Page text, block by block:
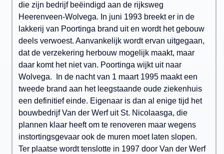
die zijn bedrijf beëindigd aan de rijksweg
Heerenveen-Wolvega. In juni 1993 breekt er in de
lakkerij van Poortinga brand uit en wordt het gebouw
deels verwoest. Aanvankelijk wordt ervan uitgegaan,
dat de verzekering herbouw mogelijk maakt, maar
daar komt het niet van. Poortinga wijkt uit naar
Wolvega. In de nacht van 1 maart 1995 maakt een
tweede brand aan het leegstaande oude ziekenhuis
een definitief einde. Eigenaar is dan al enige tijd het
bouwbedrijf Van der Werf uit St. Nicolaasga, die
plannen klaar heeft om te renoveren maar wegens
instortingsgevaar ook de muren moet laten slopen.
Ter plaatse wordt tenslotte in 1997 door Van der Werf